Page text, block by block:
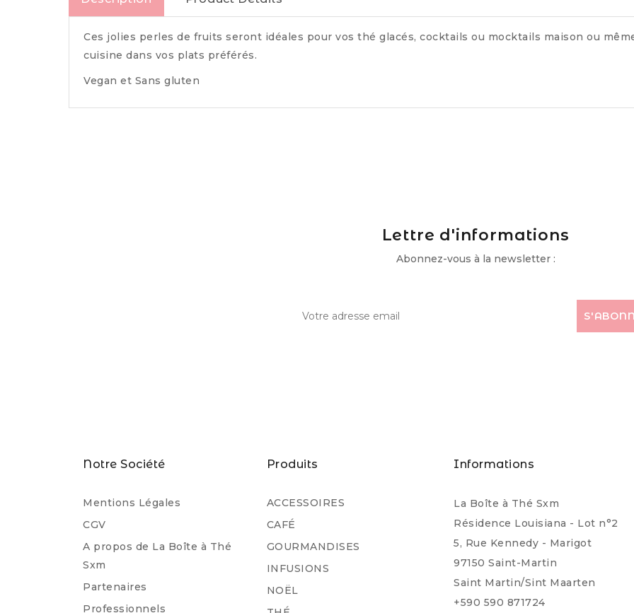
Ces jolies perles de fruits seront idéales pour vos thé glacés, cocktails ou mocktails maison ou
cuisine dans vos plats préférés.
Vegan et Sans gluten
Lettre d'informations
Abonnez-vous à la newsletter :
Notre Société
Mentions Légales
CGV
A propos de La Boîte à Thé
Sxm
Partenaires
Professionnels
Produits
ACCESSOIRES
CAFÉ
GOURMANDISES
INFUSIONS
NOËL
Informations
La Boîte à Thé Sxm
Résidence Louisiana - Lot n°2
5, Rue Kennedy - Marigot
97150 Saint-Martin
Saint Martin/Sint Maarten
+590 590 871724